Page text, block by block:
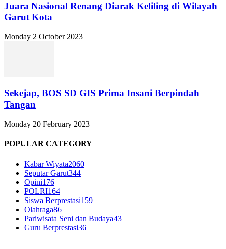
Juara Nasional Renang Diarak Keliling di Wilayah
Garut Kota
Monday 2 October 2023
Sekejap, BOS SD GIS Prima Insani Berpindah
Tangan
Monday 20 February 2023
POPULAR CATEGORY
Kabar Wiyata2060
Seputar Garut344
Opini176
POLRI164
Siswa Berprestasi159
Olahraga86
Pariwisata Seni dan Budaya43
Guru Berprestasi36